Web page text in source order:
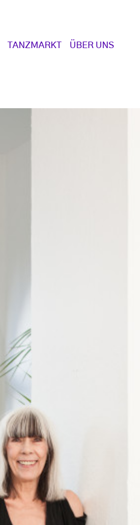
TANZMARKT ÜBER UNS